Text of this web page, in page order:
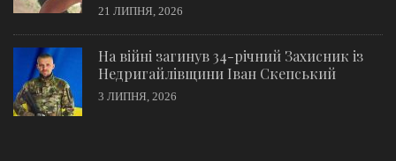
21 ЛИПНЯ, 2026
На війні загинув 34-річний Захисник із
Недригайлівщини Іван Скепський
3 ЛИПНЯ, 2026